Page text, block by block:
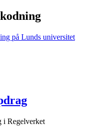
på Lunds universitet
i Regelverket